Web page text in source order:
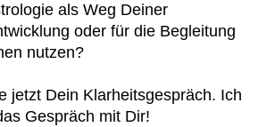
ausgehen.
Lernen
Deines Horoskops eintauchen,
Facetten tiefer fühlen. Sie
als Weg Deiner
oder für die Begleitung
nutzen?
jetzt Dein Klarheitsgespräch. Ich
Gespräch mit Dir!